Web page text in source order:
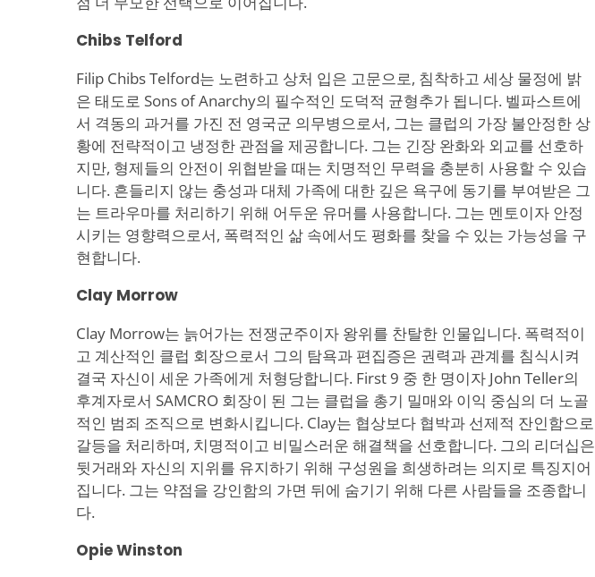
Chibs Telford
Filip Chibs Telford는 노련하고 상처 입은 고문으로, 침착하고 세상 물정에 밝
은 태도로 Sons of Anarchy의 필수적인 도덕적 균형추가 됩니다. 벨파스트에
서 격동의 과거를 가진 전 영국군 의무병으로서, 그는 클럽의 가장 불안정한 상
황에 전략적이고 냉정한 관점을 제공합니다. 그는 긴장 완화와 외교를 선호하
지만, 형제들의 안전이 위협받을 때는 치명적인 무력을 충분히 사용할 수 있습
니다. 흔들리지 않는 충성과 대체 가족에 대한 깊은 욕구에 동기를 부여받은 그
는 트라우마를 처리하기 위해 어두운 유머를 사용합니다. 그는 멘토이자 안정
시키는 영향력으로서, 폭력적인 삶 속에서도 평화를 찾을 수 있는 가능성을 구
현합니다.
Clay Morrow
Clay Morrow는 늙어가는 전쟁군주이자 왕위를 찬탈한 인물입니다. 폭력적이
고 계산적인 클럽 회장으로서 그의 탐욕과 편집증은 권력과 관계를 침식시켜
결국 자신이 세운 가족에게 처형당합니다. First 9 중 한 명이자 John Teller의
후계자로서 SAMCRO 회장이 된 그는 클럽을 총기 밀매와 이익 중심의 더 노골
적인 범죄 조직으로 변화시킵니다. Clay는 협상보다 협박과 선제적 잔인함으로
갈등을 처리하며, 치명적이고 비밀스러운 해결책을 선호합니다. 그의 리더십은
뒷거래와 자신의 지위를 유지하기 위해 구성원을 희생하려는 의지로 특징지어
집니다. 그는 약점을 강인함의 가면 뒤에 숨기기 위해 다른 사람들을 조종합니
다.
Opie Winston